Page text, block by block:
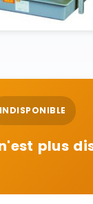
INDISPONIBLE
plus